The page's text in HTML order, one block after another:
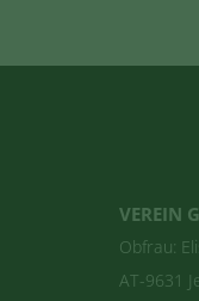
VEREIN
Obfrau:
AT-9631